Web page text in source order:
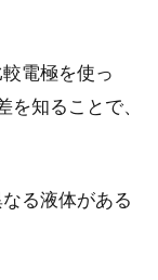
とは
して、食卓に届いて
電極を使っ
知ることで、
る液体がある